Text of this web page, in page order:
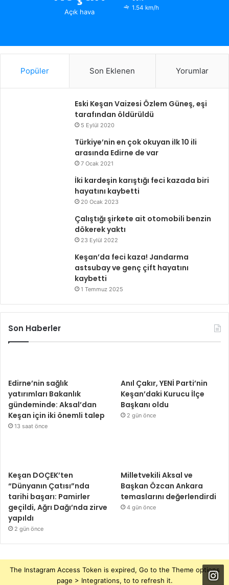
Açık hava
1.54 km/h
Popüler Son Eklenen Yorumlar
Eski Keşan Vaizesi Özlem Güneş, eşi
tarafından öldürüldü
5 Eylül 2020
Türkiye’nin en çok okuyan ilk 10 ili
arasında Edirne de var
7 Ocak 2021
İki kardeşin karıştığı feci kazada biri
hayatını kaybetti
20 Ocak 2023
Çalıştığı şirkete ait otomobili benzin
dökerek yaktı
23 Eylül 2022
Keşan’da feci kaza! Jandarma
astsubay ve genç çift hayatını
kaybetti
1 Temmuz 2025
Son Haberler
Edirne’nin sağlık
yatırımları Bakanlık
gündeminde: Aksal’dan
Keşan için iki önemli talep
13 saat önce
Anıl Çakır, YENİ Parti’nin
Keşan’daki Kurucu İlçe
Başkanı oldu
2 gün önce
Keşan DOÇEK’ten
“Dünyanın Çatısı”nda
tarihi başarı: Pamirler
geçildi, Ağrı Dağı’nda zirve
yapıldı
2 gün önce
Milletvekili Aksal ve
Başkan Özcan Ankara
temaslarını değerlendirdi
4 gün önce
The Instagram Access Token is expired, Go to the Theme options
page > Integrations, to to refresh it.